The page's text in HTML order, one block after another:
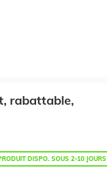
rabattable,
DISPO. SOUS 2-10 JOURS